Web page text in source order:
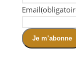
Email
Je m’abonne